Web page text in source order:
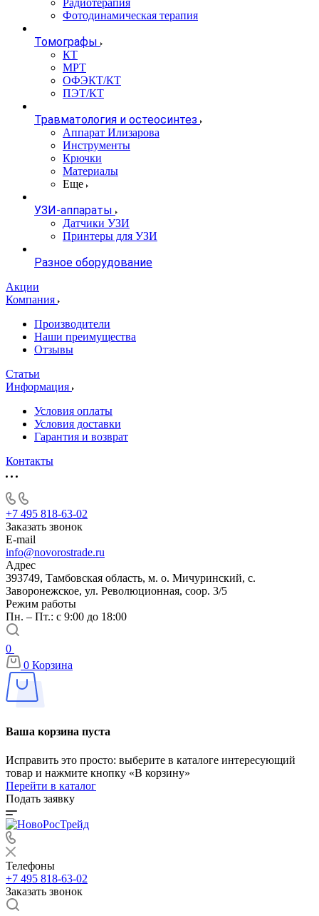
Радиотерапия
Фотодинамическая терапия
Томографы
КТ
МРТ
ОФЭКТ/КТ
ПЭТ/КТ
Травматология и остеосинтез
Аппарат Илизарова
Инструменты
Крючки
Материалы
Еще
УЗИ-аппараты
Датчики УЗИ
Принтеры для УЗИ
Разное оборудование
Акции
Компания
Производители
Наши преимущества
Отзывы
Статьи
Информация
Условия оплаты
Условия доставки
Гарантия и возврат
Контакты
+7 495 818-63-02
Заказать звонок
E-mail
info@novorostrade.ru
Адрес
393749, Тамбовская область, м. о. Мичуринский, с.
Заворонежское, ул. Революционная, соор. 3/5
Режим работы
Пн. – Пт.: с 9:00 до 18:00
0
0 Корзина
Ваша корзина пуста
Исправить это просто: выберите в каталоге интересующий
товар и нажмите кнопку «В корзину»
Перейти в каталог
Подать заявку
Телефоны
+7 495 818-63-02
Заказать звонок